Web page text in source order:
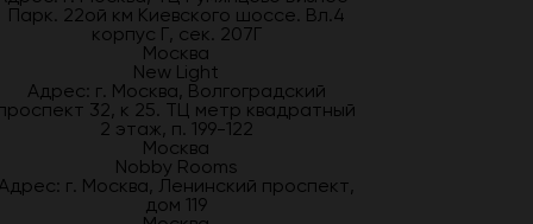
Парк. 22ой км Киевского шоссе. Вл.4
корпус Г, сек. 207Г
Москва
New Light
Адрес: г. Москва, Волгоградский
32, к 25. ТЦ метр квадратный
2 этаж, п. 199-122
Москва
Nobby Rooms
г. Москва, Ленинский проспект,
дом 119